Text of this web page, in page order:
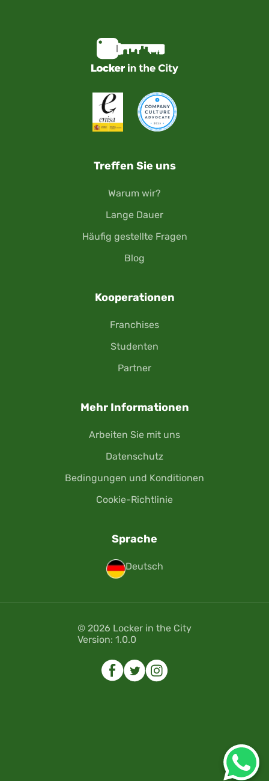
Treffen Sie uns
Warum wir?
Lange Dauer
Häufig gestellte Fragen
Blog
Kooperationen
Franchises
Studenten
Partner
Mehr Informationen
Arbeiten Sie mit uns
Datenschutz
Bedingungen und Konditionen
Cookie-Richtlinie
Sprache
Deutsch
© 2026 Locker in the City
Version: 1.0.0